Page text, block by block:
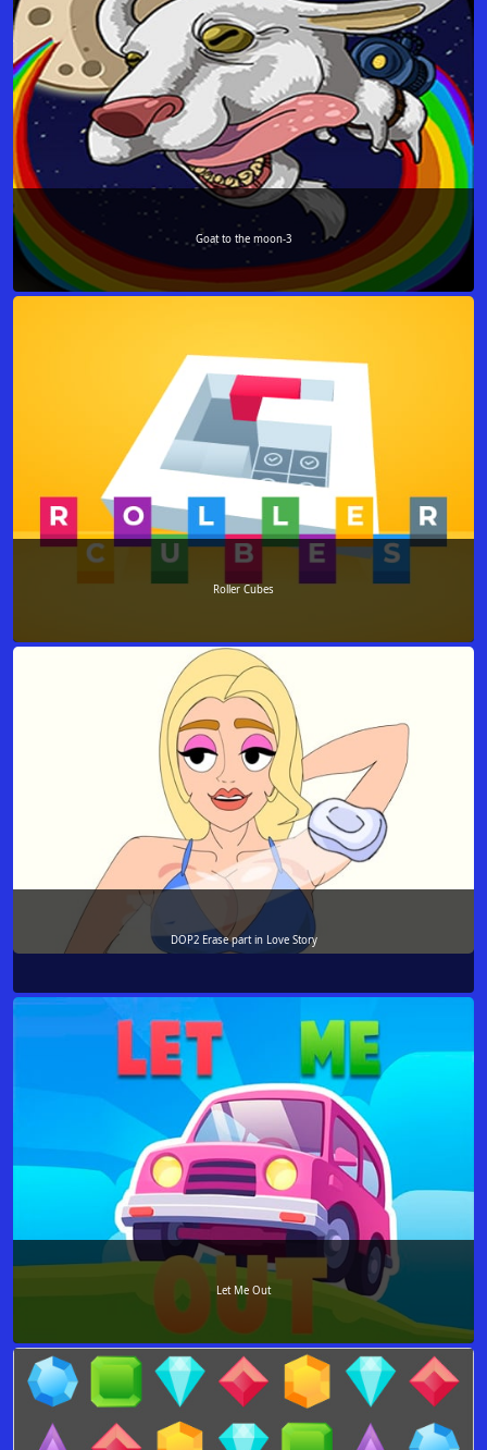
Goat to the moon-3
Roller Cubes
DOP2 Erase part in Love Story
Let Me Out